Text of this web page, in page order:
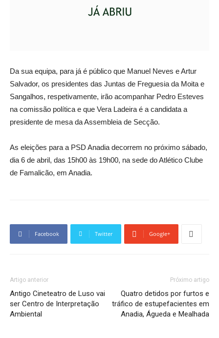
Da sua equipa, para já é público que Manuel Neves e Artur
Salvador, os presidentes das Juntas de Freguesia da Moita e
Sangalhos, respetivamente, irão acompanhar Pedro Esteves
na comissão política e que Vera Ladeira é a candidata a
presidente de mesa da Assembleia de Secção.
As eleições para a PSD Anadia decorrem no próximo sábado,
dia 6 de abril, das 15h00 às 19h00, na sede do Atlético Clube
de Famalicão, em Anadia.
Facebook Twitter Google+
Artigo anterior
Antigo Cineteatro de Luso vai
ser Centro de Interpretação
Ambiental
Próximo artigo
Quatro detidos por furtos e
tráfico de estupefacientes em
Anadia, Águeda e Mealhada